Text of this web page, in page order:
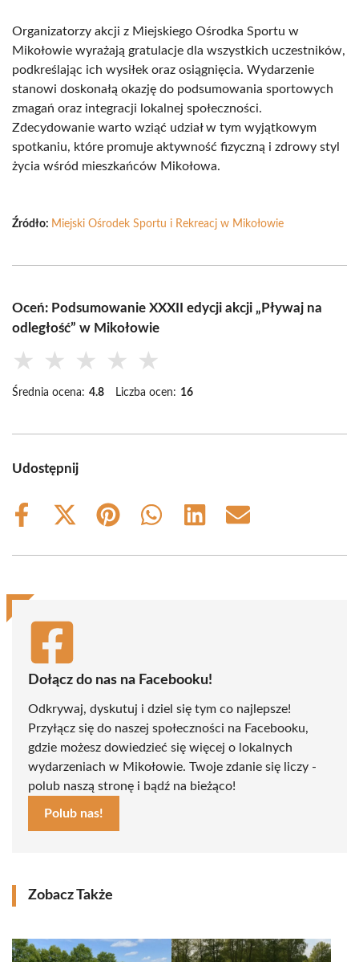
Organizatorzy akcji z Miejskiego Ośrodka Sportu w
Mikołowie wyrażają gratulacje dla wszystkich uczestników,
podkreślając ich wysiłek oraz osiągnięcia. Wydarzenie
stanowi doskonałą okazję do podsumowania sportowych
zmagań oraz integracji lokalnej społeczności.
Zdecydowanie warto wziąć udział w tym wyjątkowym
spotkaniu, które promuje aktywność fizyczną i zdrowy styl
życia wśród mieszkańców Mikołowa.
Źródło: Miejski Ośrodek Sportu i Rekreacj w Mikołowie
Oceń: Podsumowanie XXXII edycji akcji „Pływaj na
odległość” w Mikołowie
★ ★ ★ ★ ★
Średnia ocena: 4.8 Liczba ocen: 16
Udostępnij
Share
Share
(Twitter)
Share
Share
Share
Share
Dołącz do nas na Facebooku!
Odkrywaj, dyskutuj i dziel się tym co najlepsze!
Przyłącz się do naszej społeczności na Facebooku,
gdzie możesz dowiedzieć się więcej o lokalnych
wydarzeniach w Mikołowie. Twoje zdanie się liczy -
polub naszą stronę i bądź na bieżąco!
Polub nas!
Zobacz Także